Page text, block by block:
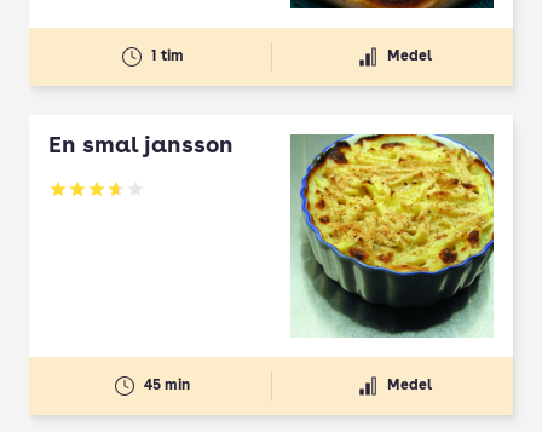
1 tim Medel
En smal jansson
Betyg: 3.66 av 5
45 min Medel